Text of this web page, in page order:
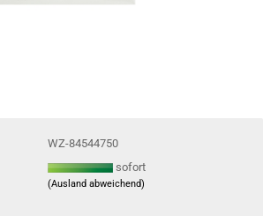
WZ-84544750
sofort
(Ausland abweichend)